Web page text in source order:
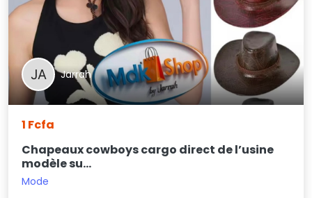
Jarrah
1 Fcfa
Chapeaux cowboys cargo direct de l’usine
modèle su...
Mode